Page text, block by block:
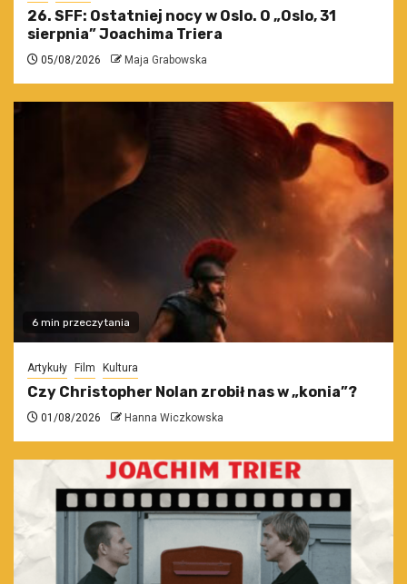
26. SFF: Ostatniej nocy w Oslo. O „Oslo, 31
sierpnia” Joachima Triera
05/08/2026 Maja Grabowska
6 min przeczytania
Artykuły Film Kultura
Czy Christopher Nolan zrobił nas w „konia”?
01/08/2026 Hanna Wiczkowska